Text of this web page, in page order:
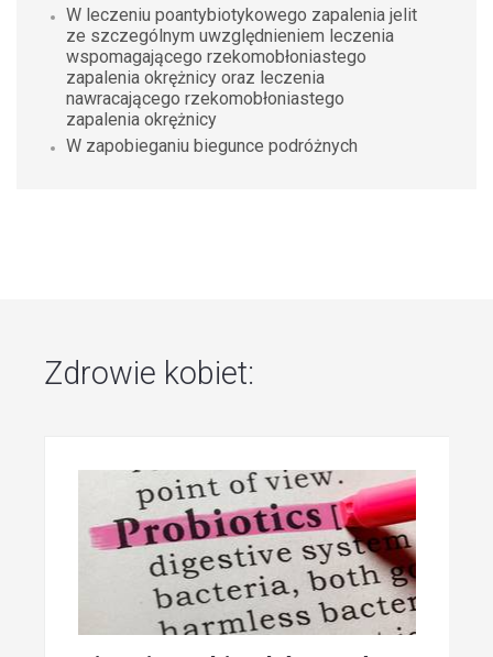
W leczeniu poantybiotykowego zapalenia jelit
ze szczególnym uwzględnieniem leczenia
wspomagającego rzekomobłoniastego
zapalenia okrężnicy oraz leczenia
nawracającego rzekomobłoniastego
zapalenia okrężnicy
W zapobieganiu biegunce podróżnych
Zdrowie kobiet: